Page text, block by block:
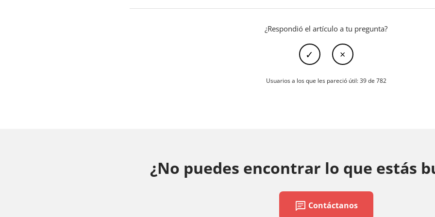
¿Respondió el artículo a tu pregunta?
Usuarios a los que les pareció útil: 39 de 782
¿No puedes encontrar lo que estás
chat Contáctanos